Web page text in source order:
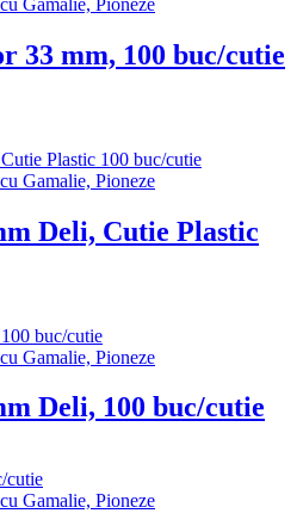
33 mm, 100 buc/cutie
Gamalie, Pioneze
Deli, Cutie Plastic
Gamalie, Pioneze
Deli, 100 buc/cutie
Gamalie, Pioneze